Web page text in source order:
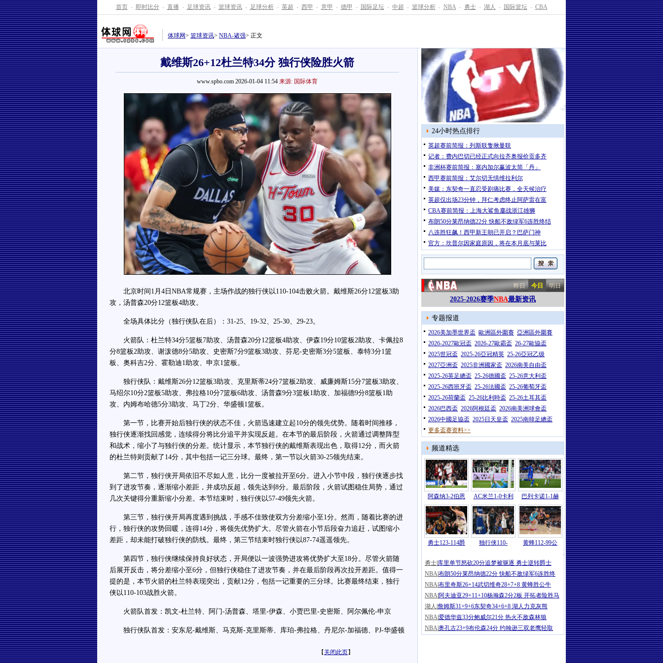
首页 - 即时比分 - 直播 - 足球资讯 - 篮球资讯 - 足球分析 - 英超 - 西甲 - 意甲 - 德甲 - 国际足坛 - 中超 - 篮球分析 - NBA - 勇士 - 湖人 - 国际篮坛 - CBA
体球网> 篮球资讯> NBA-诸强> 正文
戴维斯26+12杜兰特34分 独行侠险胜火箭
www.spbo.com 2026-01-04 11:54 来源: 国际体育
北京时间1月4日NBA常规赛，主场作战的独行侠以110-104击败火箭。戴维斯26分12篮板3助
攻，汤普森20分12篮板4助攻。
全场具体比分（独行侠队在后）：31-25、19-32、25-30、29-23。
火箭队：杜兰特34分5篮板7助攻、汤普森20分12篮板4助攻、伊森19分10篮板2助攻、卡佩拉8
分8篮板2助攻、谢泼德8分5助攻、史密斯7分9篮板3助攻、芬尼-史密斯3分5篮板、泰特3分1篮
板、奥科吉2分、霍勒迪1助攻、申京1篮板。
独行侠队：戴维斯26分12篮板3助攻、克里斯蒂24分7篮板2助攻、威廉姆斯15分7篮板3助攻、
马绍尔10分2篮板5助攻、弗拉格10分7篮板6助攻、汤普森9分3篮板1助攻、加福德9分8篮板1助
攻、内姆布哈德5分3助攻、马丁2分、华盛顿1篮板。
第一节，比赛开始后独行侠的状态不佳，火箭迅速建立起10分的领先优势。随着时间推移，
独行侠逐渐找回感觉，连续得分将比分追平并实现反超。在本节的最后阶段，火箭通过调整阵型
和战术，缩小了与独行侠的分差。统计显示，本节独行侠的戴维斯表现出色，取得12分，而火箭
的杜兰特则贡献了14分，其中包括一记三分球。最终，第一节以火箭30-25领先结束。
第二节，独行侠开局依旧不尽如人意，比分一度被拉开至6分。进入小节中段，独行侠逐步找
到了进攻节奏，逐渐缩小差距，并成功反超，领先达到8分。最后阶段，火箭试图稳住局势，通过
几次关键得分重新缩小分差。本节结束时，独行侠以57-49领先火箭。
第三节，独行侠开局再度遇到挑战，手感不佳致使双方分差缩小至1分。然而，随着比赛的进
行，独行侠的攻势回暖，连得14分，将领先优势扩大。尽管火箭在小节后段奋力追赶，试图缩小
差距，却未能打破独行侠的防线。最终，第三节结束时独行侠以87-74遥遥领先。
第四节，独行侠继续保持良好状态，开局便以一波强势进攻将优势扩大至18分。尽管火箭随
后展开反击，将分差缩小至6分，但独行侠稳住了进攻节奏，并在最后阶段再次拉开差距。值得一
提的是，本节火箭的杜兰特表现突出，贡献12分，包括一记重要的三分球。比赛最终结束，独行
侠以110-103战胜火箭。
火箭队首发：凯文-杜兰特、阿门-汤普森、塔里-伊森、小贾巴里-史密斯、阿尔佩伦-申京
独行侠队首发：安东尼-戴维斯、马克斯-克里斯蒂、库珀-弗拉格、丹尼尔-加福德、PJ-华盛顿
【 关闭此页】
24小时热点排行
英超赛前简报：列斯联隻揪曼联
记者：费内巴切已经正式向拉齐奥报价贡多齐
非洲杯赛前简报：塞内加尔赢波太简「丹」
西甲赛前简报：艾尔切无惧维拉利尔
美媒：东契奇一直忍受剧痛比赛，全天候治疗
英超仅出场23分钟，拜仁考虑终止阿萨雷在富
CBA赛前简报：上海大鲨鱼鏖战浙江雄狮
布朗50分莱昂纳德22分 快船不敌绿军6连胜终结
八连胜狂飙！西甲新王朝已开启？巴萨门神
官方：坎普尔因家庭原因，将在本月底与莱比
昨日 今日 明日
2025-2026赛季NBA最新资讯
专题报道
2026美加墨世界盃 歐洲區外圍賽 亞洲區外圍賽
2026-2027歐冠盃 2026-27歐霸盃 26-27歐協盃
2025世冠盃 2025-26亞冠精英 25-26亞冠乙级
2027亞洲盃 2025非洲國家盃 2026南美自由盃
2025-26英足總盃 25-26德國盃 25-26意大利盃
2025-26西班牙盃 25-26法國盃 25-26葡萄牙盃
2025-26荷蘭盃 25-26比利時盃 25-26土耳其盃
2026巴西盃 2026阿根廷盃 2026南美洲球會盃
2026中國足協盃 2025日天皇盃 2025南韓足總盃
更多盃赛资料>>
频道精选
阿森纳3-2伯恩 AC米兰1-0卡利 巴列卡诺1-1赫
勇士123-114爵 独行侠110-
黄蜂112-99公
英超|英超-赖斯双响加布里埃尔送礼+
勇士 库里单节怒砍20分追梦被驱逐 勇士逆转爵士
NBA布朗50分莱昂纳德22分 快船不敌绿军6连胜终
NBA布里奇斯26+14武切维奇28+7+8 黄蜂胜公牛
NBA 阿夫迪亚29+11+10杨瀚森2分2板 开拓者险胜马
湖人 詹姆斯31+9+6东契奇34+6+8 湖人力克灰熊
NBA爱德华兹33分鲍威尔21分 热火不敌森林狼
NBA奥孔古23+9布伦森24分 约翰逊三双老鹰轻取